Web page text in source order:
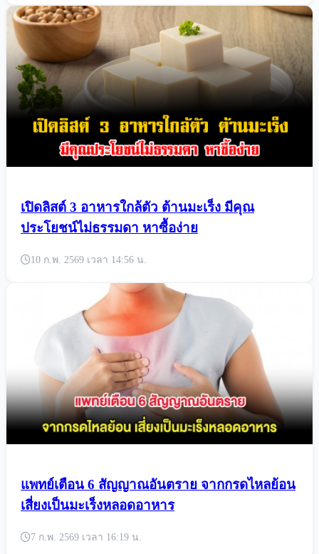
เปิดลิสต์ 3 อาหารใกล้ตัว ต้านมะเร็ง มีคุณ
ประโยชน์ไม่ธรรมดา หาซื้อง่าย
10 ก.พ. 2569 เวลา 14:56 น.
แพทย์เตือน 6 สัญญาณอันตราย จากกรดไหลย้อน
เสี่ยงเป็นมะเร็งหลอดอาหาร
7 ก.พ. 2569 เวลา 16:19 น.